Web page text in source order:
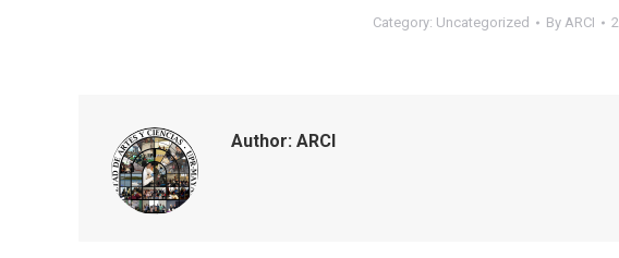
Category: Uncategorized By ARCI
Author: ARCI